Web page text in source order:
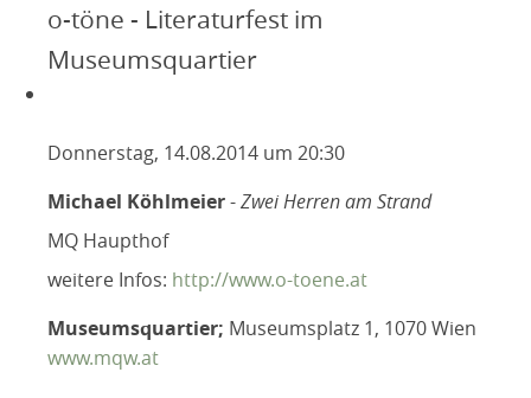
o-töne - Literaturfest im
Museumsquartier
Donnerstag, 14.08.2014 um 20:30
Michael Köhlmeier-Zwei Herren am Strand
MQ Haupthof
weitere Infos: http://www.o-toene.at
Museumsquartier; Museumsplatz 1, 1070 Wien
www.mqw.at